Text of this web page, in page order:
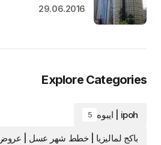
29.06.2016
Explore Categories
ipoh | ايبوه 5
باكج لماليزيا | خطط شهر عسل |